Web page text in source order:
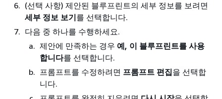
(선택 사항) 제안된 블루프린트의 세부 정보를 보려면
세부 정보 보기를 선택합니다.
다음 중 하나를 수행하세요.
제안에 만족하는 경우 예, 이 블루프린트를 사용
합니다를 선택합니다.
프롬프트를 수정하려면 프롬프트 편집을 선택합
니다.